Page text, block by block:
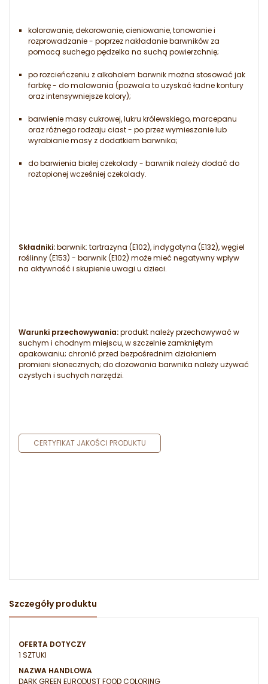
kolorowanie, dekorowanie, cieniowanie, tonowanie i
rozprowadzanie - poprzez nakładanie barwników za
pomocą suchego pędzelka na suchą powierzchnię;
po rozcieńczeniu z alkoholem barwnik można stosować jak
farbkę - do malowania (pozwala to uzyskać ładne kontury
oraz intensywniejsze kolory);
barwienie masy cukrowej, lukru królewskiego, marcepanu
oraz różnego rodzaju ciast - po przez wymieszanie lub
wyrabianie masy z dodatkiem barwnika;
do barwienia białej czekolady - barwnik należy dodać do
roztopionej wcześniej czekolady.
Składniki:barwnik: tartrazyna (E102), indygotyna (E132), węgiel
roślinny (E153) - barwnik (E102) może mieć negatywny wpływ
na aktywność i skupienie uwagi u dzieci.
Warunki przechowywania:produkt należy przechowywać w
suchym i chodnym miejscu, w szczelnie zamkniętym
opakowaniu; chronić przed bezpośrednim działaniem
promieni słonecznych; do dozowania barwnika należy używać
czystych i suchych narzędzi.
CERTYFIKAT JAKOŚCI PRODUKTU
Szczegóły produktu
OFERTA DOTYCZY
1 SZTUKI
NAZWA HANDLOWA
DARK GREEN EURODUST FOOD COLORING